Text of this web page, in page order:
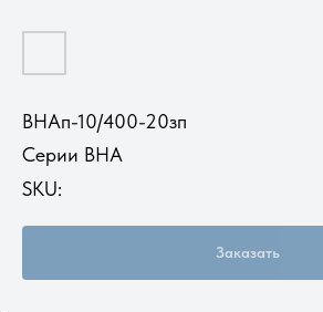
ВНАп-10/400-20зп
Серии ВНА
SKU:
Заказать